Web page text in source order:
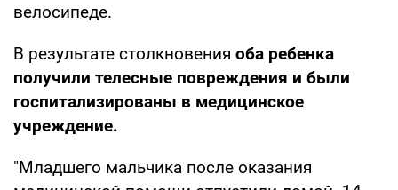
велосипеде.
В результате столкновения оба ребенка
получили телесные повреждения и были
госпитализированы в медицинское
учреждение.
"Младшего мальчика после оказания